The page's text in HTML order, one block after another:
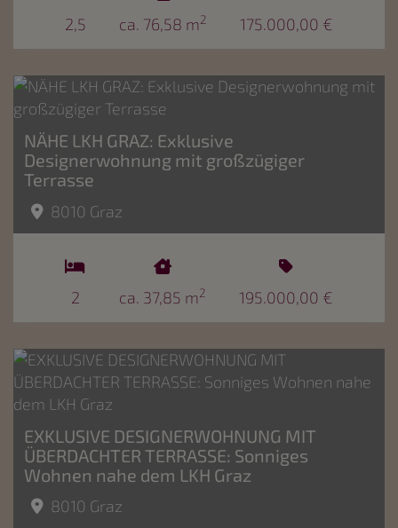
2,5 ca. 76,58 m2 175.000,00 €
NÄHE LKH GRAZ: Exklusive
Designerwohnung mit großzügiger
Terrasse
8010 Graz
2 ca. 37,85 m2 195.000,00 €
EXKLUSIVE DESIGNERWOHNUNG MIT
ÜBERDACHTER TERRASSE: Sonniges
Wohnen nahe dem LKH Graz
8010 Graz